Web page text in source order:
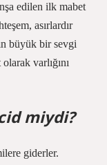
edilen ilk mabet
asırlardır
büyük bir sevgi
varlığını
miydi?
giderler.